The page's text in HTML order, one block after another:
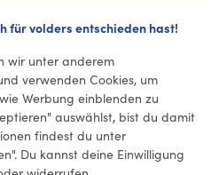
(4,32 Durchschnitt)
für volders entschieden hast!
wir unter anderem
verwenden Cookies, um
Werbung einblenden zu
auswählst, bist du damit
findest du unter
Du kannst deine Einwilligung